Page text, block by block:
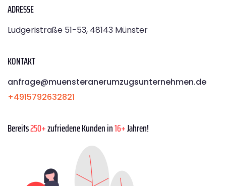
ADRESSE
Ludgeristraße 51-53, 48143 Münster
KONTAKT
anfrage@muensteranerumzugsunternehmen.de
+4915792632821
Bereits250+zufriedene Kunden in16+Jahren!